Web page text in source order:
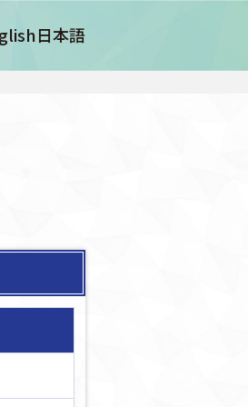
日本語